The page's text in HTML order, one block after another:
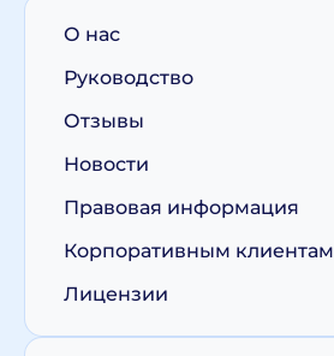
О нас
Руководство
Отзывы
Новости
Правовая информация
Корпоративным клиентам
Лицензии